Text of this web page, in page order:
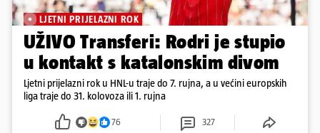
LJETNI PRIJELAZNI ROK
UŽIVO Transferi: Rodri je stupio
u kontakt s katalonskim divom
Ljetni prijelazni rok u HNL-u traje do 7. rujna, a u većini europskih
liga traje do 31. kolovoza ili 1. rujna
76 327